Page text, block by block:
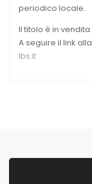
periodico locale.
Il titolo è in
A seguire il link
Ibs.it